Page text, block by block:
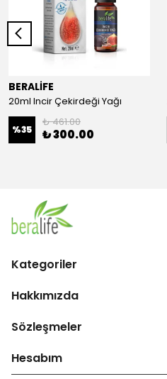
BERALİFE
20ml Incir Çekirdeği Yağı
%35
₺ 461.00
₺ 300.00
Kategoriler
Hakkımızda
Sözleşmeler
Hesabım